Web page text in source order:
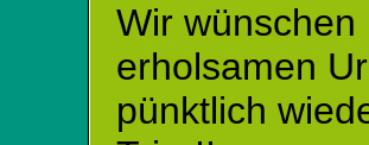
Wir
erholsamen
pünktlich